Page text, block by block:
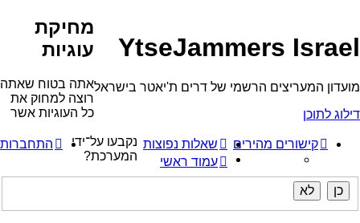
YtseJammers Israel
מועדון המעריצים הרשמי של דרים ת'יאטר בישראל
דילוג לתוכן
קישורים מהירים שאלות נפוצות
התחברות
עמוד ראשי
מחיקת
עוגיות
אתה בטוח שאתה
רוצה למחוק את
כל העוגיות אשר
נקבעו על־ידי
המערכת?